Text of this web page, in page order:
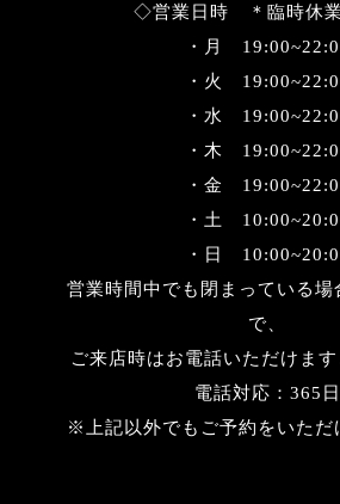
◇営業日時 ＊臨時休業
・月
・火
・水
・木
・金
・土
・日
営業時間中でも閉まっている場
で、
ご来店時はお電話いただけま
電話対応：365日
※上記以外でもご予約をいただ